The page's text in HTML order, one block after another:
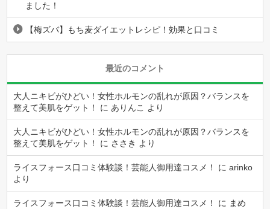
ました！
【梅ズバ】もち麦ダイエットレシピ！効果と口コミ
最近のコメント
大人ニキビがひどい！女性ホルモンの乱れが原因？バランスを
整えて美肌をゲット！
に ありんこ より
大人ニキビがひどい！女性ホルモンの乱れが原因？バランスを
整えて美肌をゲット！
に ささき より
ライスフォース口コミ体験談！芸能人御用達コスメ！ にarinko
より
ライスフォース口コミ体験談！芸能人御用達コスメ！ に まめ